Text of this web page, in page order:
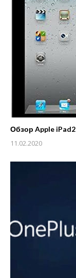
Обзор Apple iPad2
11.02.2020